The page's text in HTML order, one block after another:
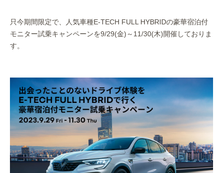
只今期間限定で、人気車種E-TECH FULL HYBRIDの豪華宿泊付
モニター試乗キャンペーンを9/29(金)～11/30(木)開催しておりま
す。